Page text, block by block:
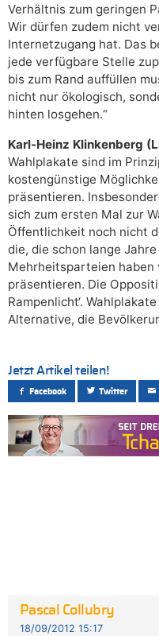
Verhältnis zum geringen
Wir dürfen zudem nicht
Internetzugang hat. Das
jede verfügbare Stelle
bis zum Rand auffüllen
nicht nur ökologisch,
hinten losgehen.“
Karl-Heinz Klinkenberg
Wahlplakate sind im
kostengünstige
präsentieren.
sich zum ersten Mal zur
Öffentlichkeit noch nicht
die, die schon lange
Mehrheitsparteien haben
präsentieren. Die
Rampenlicht‘.
Alternative, die
Jetzt Artikel teilen!
Facebook Twitter
Pascal Collubry
18/09/2012 15:17